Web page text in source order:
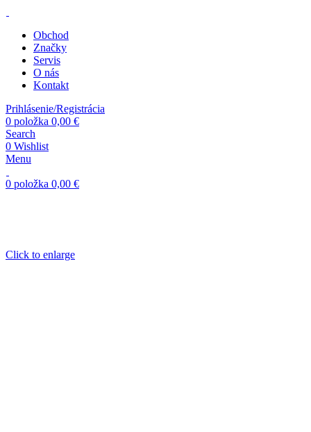
Obchod
Značky
Servis
O nás
Kontakt
Prihlásenie/Registrácia
0 položka 0,00 €
Search
0 Wishlist
Menu
0 položka 0,00 €
Click to enlarge